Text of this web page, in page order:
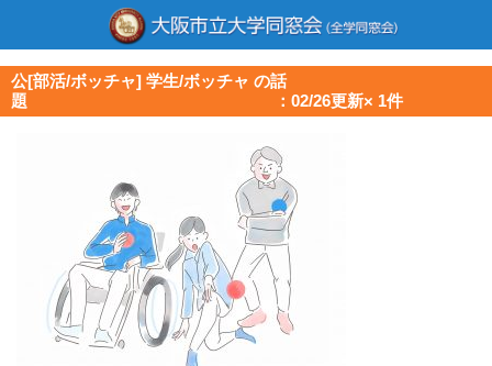
公[部活/ボッチャ] 学生/ボッチャ の話
題 ：02/26更新× 1件